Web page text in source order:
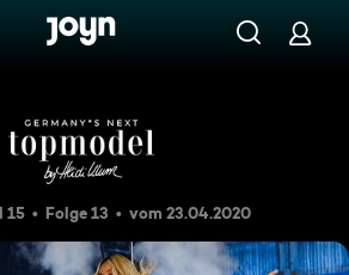
Over The Edge
15 Folge 13 vom 23.04.2020